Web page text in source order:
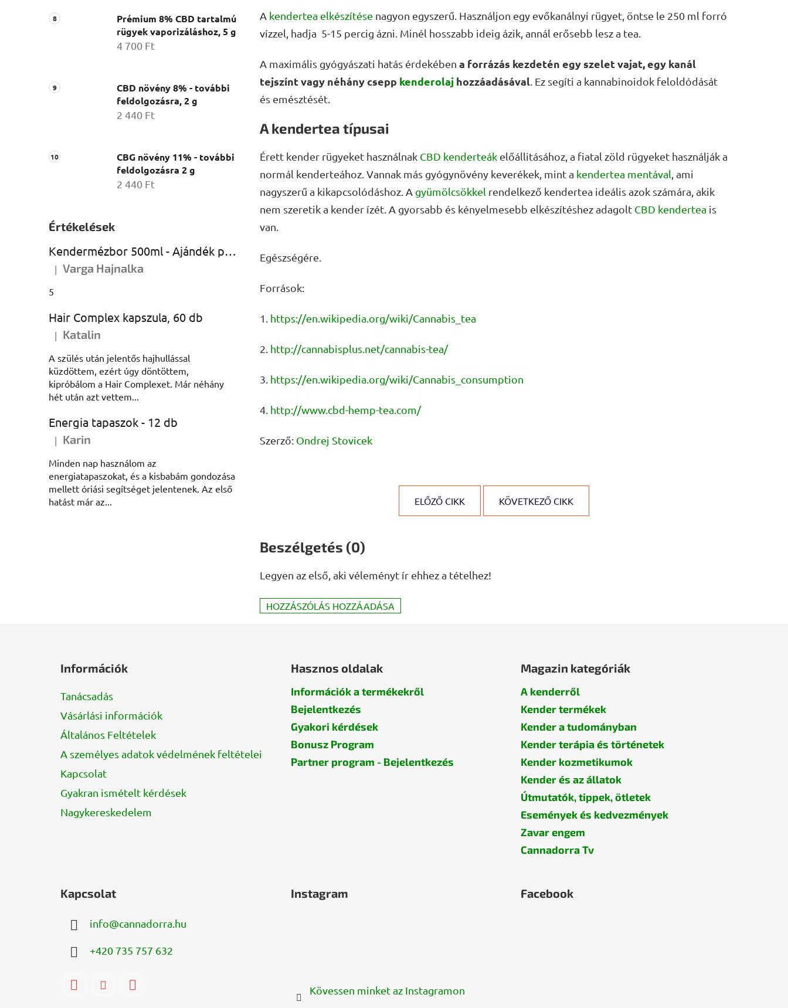
Prémium 8% CBD tartalmú
rügyek vaporizáláshoz, 5 g
4 700 Ft
CBD növény 8% - további
feldolgozásra, 2 g
2 440 Ft
CBG növény 11% - további
feldolgozásra 2 g
2 440 Ft
Értékelések
Kendermézbor 500ml - Ajándék palackban
A termék értékelése 5-ből 5 csillag.
| Varga Hajnalka
5
Hair Complex kapszula, 60 db
A termék értékelése 5-ből 5 csillag.
| Katalin
A szülés után jelentős hajhullással
küzdöttem, ezért úgy döntöttem,
kipróbálom a Hair Complexet. Már néhány
hét után azt vettem...
Energia tapaszok - 12 db
A termék értékelése 5-ből 5 csillag.
| Karin
Minden nap használom az
energiatapaszokat, és a kisbabám gondozása
mellett óriási segítséget jelentenek. Az első
hatást már az...
A kendertea elkészítése nagyon egyszerű. Használjon egy evőkanálnyi rügyet, öntse le 250 ml forró
vízzel, hadja 5-15 percig ázni. Minél hosszabb ideig ázik, annál erősebb lesz a tea.
A maximális gyógyászati hatás érdekében a forrázás kezdetén egy szelet vajat, egy kanál
tejszínt vagy néhány csepp kenderolaj hozzáadásával. Ez segíti a kannabinoidok feloldódását
és emésztését.
A kendertea típusai
Érett kender rügyeket használnak CBD kenderteák előállitásához, a fiatal zöld rügyeket használják a
normál kenderteához. Vannak más gyógynövény keverékek, mint a kendertea mentával, ami
nagyszerű a kikapcsolódáshoz. A gyümölcsökkel rendelkező kendertea ideális azok számára, akik
nem szeretik a kender ízét. A gyorsabb és kényelmesebb elkészítéshez adagolt CBD kendertea is
van.
Egészségére.
Források:
1. https://en.wikipedia.org/wiki/Cannabis_tea
2. http://cannabisplus.net/cannabis-tea/
3. https://en.wikipedia.org/wiki/Cannabis_consumption
4. http://www.cbd-hemp-tea.com/
Szerző: Ondrej Stovicek
ELŐZŐ CIKK KÖVETKEZŐ CIKK
Beszélgetés (0)
Legyen az első, aki véleményt ír ehhez a tételhez!
HOZZÁSZÓLÁS HOZZÁADÁSA
Információk
Tanácsadás
Vásárlási információk
Általános Feltételek
A személyes adatok védelmének feltételei
Kapcsolat
Gyakran ismételt kérdések
Nagykereskedelem
Hasznos oldalak
Információk a termékekről
Bejelentkezés
Gyakori kérdések
Bonusz Program
Partner program - Bejelentkezés
Magazin kategóriák
A kenderről
Kender termékek
Kender a tudományban
Kender terápia és történetek
Kender kozmetikumok
Kender és az állatok
Útmutatók, tippek, ötletek
Események és kedvezmények
Zavar engem
Cannadorra Tv
Kapcsolat
info@cannadorra.hu
+420 735 757 632
Instagram
Kövessen minket az Instagramon
Facebook